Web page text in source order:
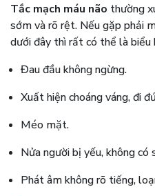
Tắc mạch máu não thường
sớm và rõ rệt. Nếu gặp phải
dưới đây thì rất có thể là biểu
Đau đầu không ngừng.
Xuất hiện choáng váng, đi
Méo mặt.
Nửa người bị yếu, không có
Phát âm không rõ tiếng,